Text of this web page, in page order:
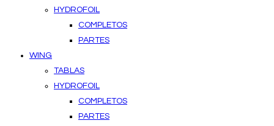
HYDROFOIL
COMPLETOS
PARTES
WING
TABLAS
HYDROFOIL
COMPLETOS
PARTES